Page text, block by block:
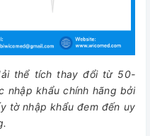
thể tích thay đổi từ 50-
nhập khẩu chính hãng bởi
tờ nhập khẩu đem đến uy